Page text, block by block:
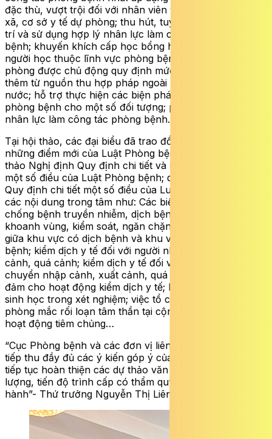
đặc thù, vượt trội đối với nhân viên y tế tại trạm y tế cấp
xã, cơ sở y tế dự phòng; thu hút, tuyển dụng, ưu đãi, bố
trí và sử dụng hợp lý nhân lực làm công tác phòng
bệnh; khuyến khích cấp học bổng hoặc trợ cấp cho
người học thuộc lĩnh vực phòng bệnh; cơ sở y tế dự
phòng được chủ động quy định mức thu nhập tăng
thêm từ nguồn thu hợp pháp ngoài ngân sách nhà
nước; hỗ trợ thực hiện các biện pháp dinh dưỡng trong
phòng bệnh cho một số đối tượng; phát triển nguồn
nhân lực làm công tác phòng bệnh…
Tại hội thảo, các đại biểu đã trao đổi, thảo luật về
những điểm mới của Luật Phòng bệnh; góp ý vào dự
thảo Nghị định Quy định chi tiết và hướng dẫn thi hành
một số điều của Luật Phòng bệnh; dự thảo Thông tư
Quy định chi tiết một số điều của Luật Phòng bệnh, vào
các nội dung trong tâm như: Các biện pháp phòng,
chống bệnh truyền nhiễm, dịch bệnh truyền nhiễm;
khoanh vùng, kiểm soát, ngăn chặn lây lan dịch bệnh
giữa khu vực có dịch bệnh và khu vực không có dịch
bệnh; kiểm dịch y tế đối với người nhập cảnh, xuất
cảnh, quá cảnh; kiểm dịch y tế đối với phương tiên vận
chuyển nhập cảnh, xuất cảnh, quá cảnh; điều kiện bảo
đảm cho hoạt động kiểm dịch y tế; bảo đảm an toàn
sinh học trong xét nghiệm; việc tổ chức thực hiện dự
phòng mắc rối loạn tâm thần tại cộng đồng; quy định về
hoạt động tiêm chủng…
“Cục Phòng bệnh và các đơn vị liên quan nghiêm túc
tiếp thu đầy đủ các ý kiến góp ý của đại biểu tham dự để
tiếp tục hoàn thiện các dự thảo văn bản, bảo đảm chất
lượng, tiến độ trình cấp có thẩm quyền xem xét, ban
hành”- Thứ trưởng Nguyễn Thị Liên Hương yêu cầu.